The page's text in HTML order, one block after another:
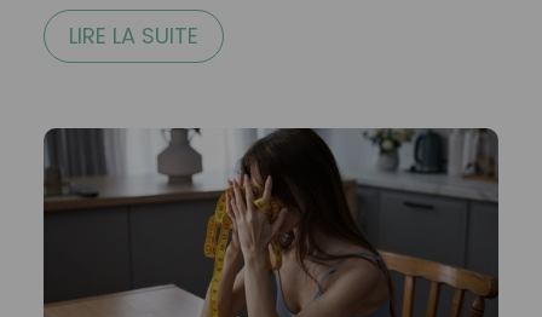
LIRE LA SUITE